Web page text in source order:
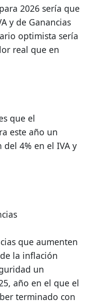
2026 sería que
y de Ganancias
optimista sería
real que en
que el
este año un
4% en el IVA y
que aumenten
la inflación
un
año en el que el
terminado con